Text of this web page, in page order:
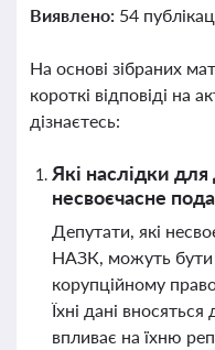
Виявлено: 54
На основі зібраних
короткі відповіді на
дізнаєтесь:
Які наслідки для
несвоєчасне
Депутати, які
НАЗК, можуть бути
корупційному
Їхні дані
впливає на їхню